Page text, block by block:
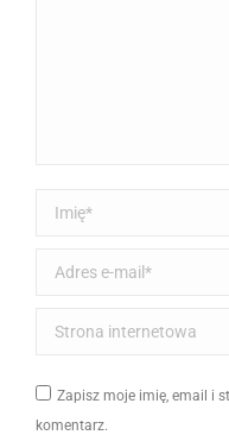
Imię *
Adres e-mail *
Strona internetowa
Zapisz moje imię, email i
komentarz.